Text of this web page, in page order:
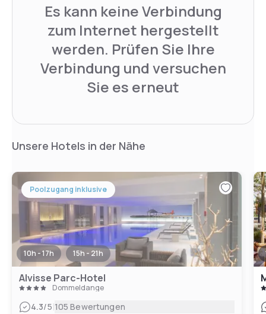
Es kann keine Verbindung
zum Internet hergestellt
werden. Prüfen Sie Ihre
Verbindung und versuchen
Sie es erneut
Unsere Hotels in der Nähe
Poolzugang inklusive
10h - 17h 15h - 21h
Alvisse Parc-Hotel
Dommeldange
4.3/5|105 Bewertungen